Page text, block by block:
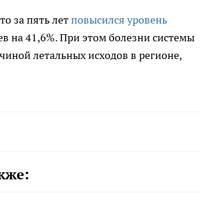
за пять летповысился уровень
на 41,6%. При этом болезни системы
летальных исходов в регионе,